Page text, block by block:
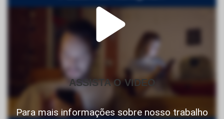
ASSISTA O VIDEO
Para mais informações sobre nosso trabalho